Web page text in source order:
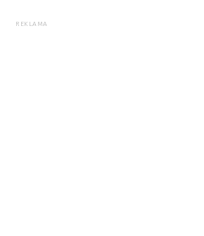
REKLAMA